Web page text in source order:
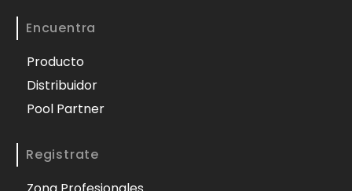
Encuentra
Producto
Distribuidor
Pool Partner
Registrate